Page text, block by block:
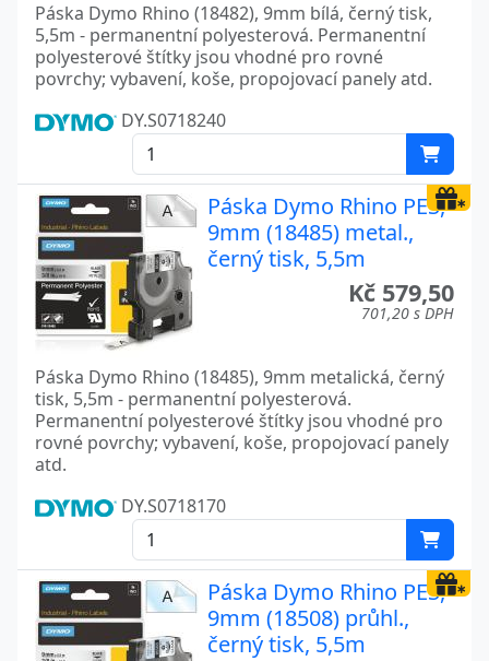
Páska Dymo Rhino (18482), 9mm bílá, černý tisk,
5,5m - permanentní polyesterová. Permanentní
polyesterové štítky jsou vhodné pro rovné
povrchy; vybavení, koše, propojovací panely atd.
DY.S0718240
Páska Dymo Rhino PES,
9mm (18485) metal.,
černý tisk, 5,5m
Kč 579,50
701,20 s DPH
Páska Dymo Rhino (18485), 9mm metalická, černý
tisk, 5,5m - permanentní polyesterová.
Permanentní polyesterové štítky jsou vhodné pro
rovné povrchy; vybavení, koše, propojovací panely
atd.
DY.S0718170
Páska Dymo Rhino PES,
9mm (18508) průhl.,
černý tisk, 5,5m